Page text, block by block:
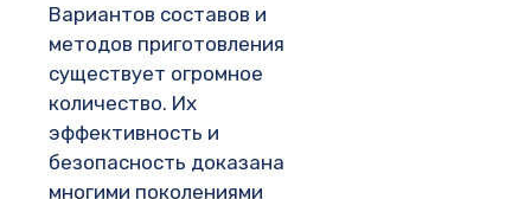
Вариантов составов и
методов приготовления
существует огромное
количество. Их
эффективность и
безопасность доказана
многими поколениями